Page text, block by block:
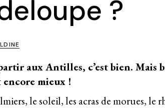
?
aux Antilles, c’est bien. Mais
encore mieux !
le soleil, les acras de morues, le